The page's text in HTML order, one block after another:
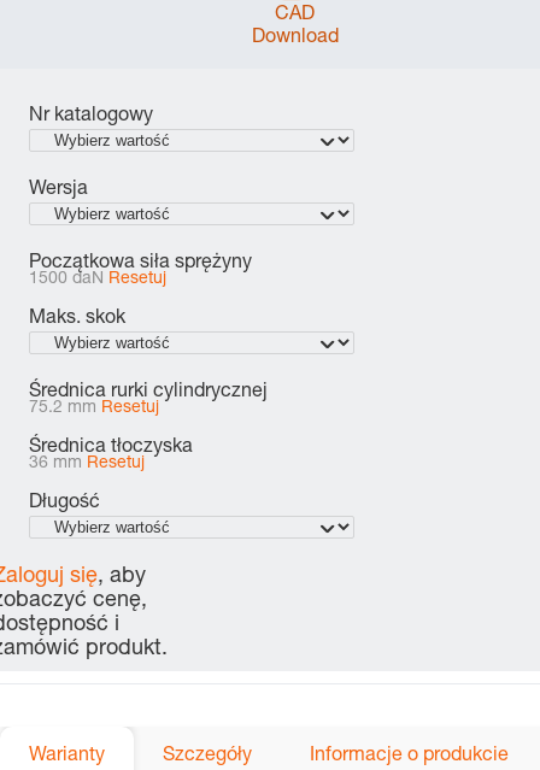
CAD
Download
Nr katalogowy
Wersja
Początkowa siła sprężyny
1500 daN Resetuj
Maks. skok
Średnica rurki cylindrycznej
75.2 mm Resetuj
Średnica tłoczyska
36 mm Resetuj
Długość
się, aby
cenę,
i
produkt.
Warianty Szczegóły Informacje o produkcie